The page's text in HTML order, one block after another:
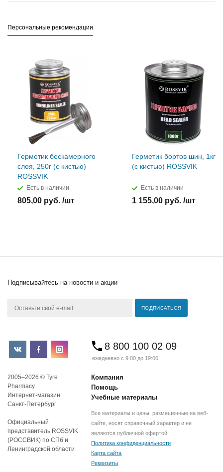
Персональные рекомендации
Герметик бескамерного
слоя, 250г (с кистью)
ROSSVIK
Есть в наличии
805,00 руб. /шт
Герметик бортов шин, 1кг
(с кистью) ROSSVIK
Есть в наличии
1 155,00 руб. /шт
Подписывайтесь на новости и акции
8 800 100 02 09
ежедневно с 9:00 до 19:00
2005–2026 © Tyre
Pharmacy
Интернет-магазин
Санкт-Петербург
Официальный
представитель ROSSVIK
(РОССВИК) по СПб и
Ленинградской области
Компания
Помощь
Учебные материалы
Все материалы и цены, размещенные на веб-
сайте, носят справочный характер и не
являются публичной офертой.
Политика конфиденциальности
Карта сайта
Реквизиты